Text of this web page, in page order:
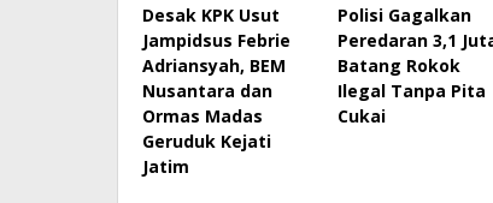
Desak KPK Usut
Jampidsus Febrie
Adriansyah, BEM
Nusantara dan
Ormas Madas
Geruduk Kejati
Jatim
Polisi Gagalkan
Peredaran 3,1
Batang Rokok
Ilegal Tanpa Pita
Cukai